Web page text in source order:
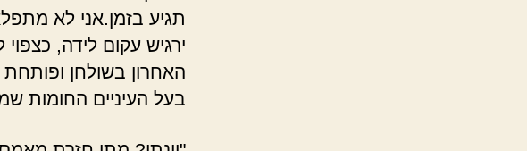
תגיע בזמן.אני לא
ירגיש עקום לידה,
האחרון בשולחן
בעל העיניים החומות